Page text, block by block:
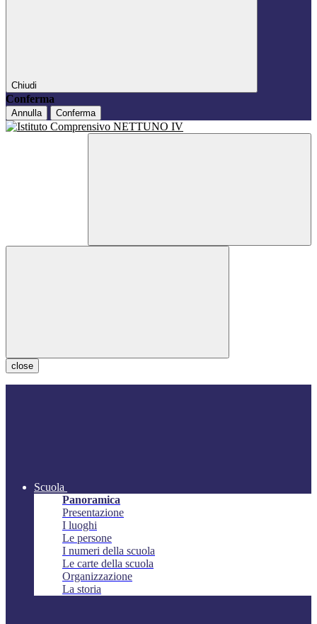
Chiudi
Conferma
Annulla Conferma
close
Scuola
Panoramica
Presentazione
I luoghi
Le persone
I numeri della scuola
Le carte della scuola
Organizzazione
La storia